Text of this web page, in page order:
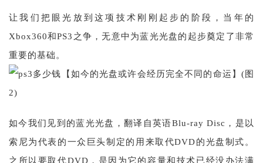
让我们把眼光放到这项技术刚刚起步的阶段，当年的
Xbox360和PS3之争，无意中为蓝光光盘的起步奠定了非常
重要的基础。
如今我们见到的蓝光光盘，翻译自英语Blu-ray Disc，是以
索尼为代表的一众巨头制定的用来取代DVD的光盘制式。
之所以要取代DVD，是因为它的容量和技术已经没办法满